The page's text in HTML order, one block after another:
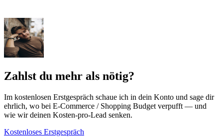
Zahlst du mehr als nötig?
Im kostenlosen Erstgespräch schaue ich in dein Konto und sage dir
ehrlich, wo bei E-Commerce / Shopping Budget verpufft — und
wie wir deinen Kosten-pro-Lead senken.
Kostenloses Erstgespräch